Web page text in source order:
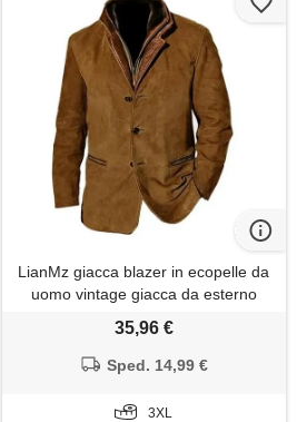
LianMz giacca blazer in ecopelle da
uomo vintage giacca da esterno
strato da uomo
35,96 €
Sped. 14,99 €
3XL